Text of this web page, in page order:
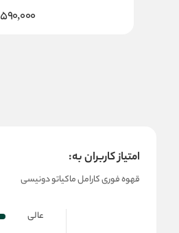
590,000
امتیاز کاربران به:
قهوه فوری کارامل ماکیاتو دونیسی
عالی